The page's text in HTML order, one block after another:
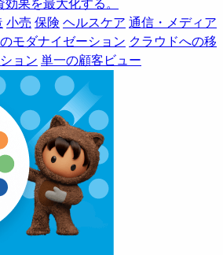
果を最大化する。
小売 保険 ヘルスケア 通信・メディア
モダナイゼーション クラウドへの移
ョン 単一の顧客ビュー